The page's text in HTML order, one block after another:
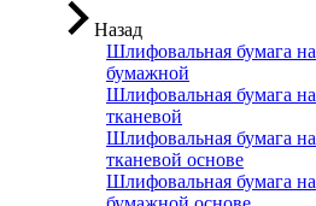
Назад
Шлифовальная бумага на
бумажной
Шлифовальная бумага на
тканевой
Шлифовальная бумага на
тканевой основе
Шлифовальная бумага на